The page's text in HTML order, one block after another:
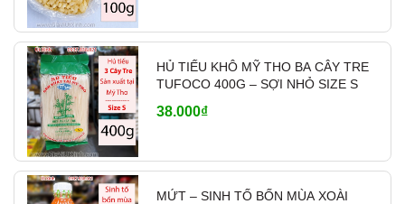
vấn:0937.838.021
HỦ TIẾU KHÔ MỸ THO BA CÂY TRE
TUFOCO 400G – SỢI NHỎ SIZE S
38.000₫
MỨT – SINH TỐ BỐN MÙA XOÀI